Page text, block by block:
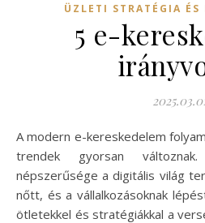
ÜZLETI STRATÉGIA ÉS
5 e-
A modern e-kereskedelem folyamatosan fejlődik, és a piaci
trendek gyorsan
népszerűsége a digitális világ
nőtt, és a vállalkozásoknak
ötletekkel és stratégiákkal a